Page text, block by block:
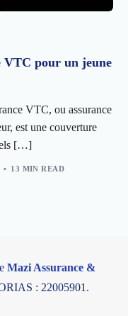
VTC pour un jeune
VTC, ou assurance
est une couverture
[…]
13 MIN READ
Mazi Assurance &
: 22005901.